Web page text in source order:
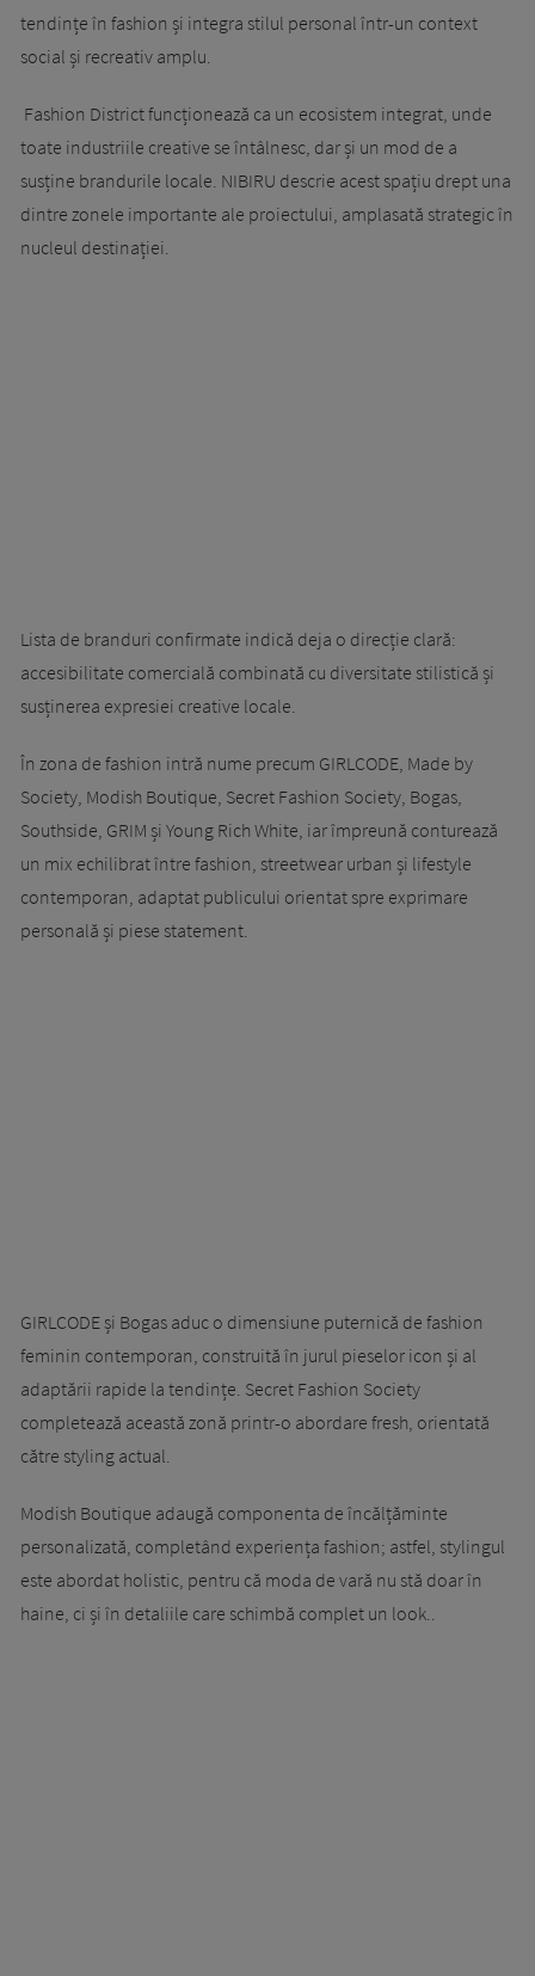
tendințe în fashion și integra stilul personal într-un context
social și recreativ amplu.
Fashion District funcționează ca un ecosistem integrat, unde
toate industriile creative se întâlnesc, dar și un mod de a
susține brandurile locale. NIBIRU descrie acest spațiu drept una
dintre zonele importante ale proiectului, amplasată strategic în
nucleul destinației.
Lista de branduri confirmate indică deja o direcție clară:
accesibilitate comercială combinată cu diversitate stilistică și
susținerea expresiei creative locale.
În zona de fashion intră nume precum GIRLCODE, Made by
Society, Modish Boutique, Secret Fashion Society, Bogas,
Southside, GRIM și Young Rich White, iar împreună conturează
un mix echilibrat între fashion, streetwear urban și lifestyle
contemporan, adaptat publicului orientat spre exprimare
personală și piese statement.
GIRLCODE și Bogas aduc o dimensiune puternică de fashion
feminin contemporan, construită în jurul pieselor icon și al
adaptării rapide la tendințe. Secret Fashion Society
completează această zonă printr-o abordare fresh, orientată
către styling actual.
Modish Boutique adaugă componenta de încălțăminte
personalizată, completând experiența fashion; astfel, stylingul
este abordat holistic, pentru că moda de vară nu stă doar în
haine, ci și în detaliile care schimbă complet un look..